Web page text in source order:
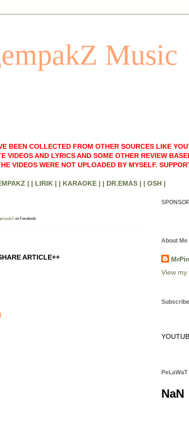
Music
BEEN COLLECTED FROM OTHER SOURCES LIKE
VIDEOS AND LYRICS AND SOME OTHER REVIEW
VIDEOS WERE NOT UPLOADED BY MYSELF.
| | LIRIK | | KARAOKE | | DR.EMAS | | OSH |
on Facebook
ARTICLE++
About Me
View my
NaN